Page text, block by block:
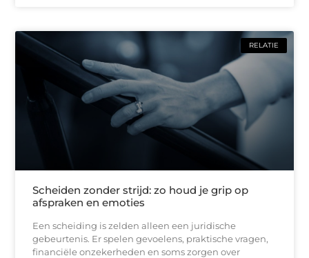
RELATIE
Scheiden zonder strijd: zo houd je grip op
afspraken en emoties
Een scheiding is zelden alleen een juridische
gebeurtenis. Er spelen gevoelens, praktische vragen,
financiële onzekerheden en soms zorgen over